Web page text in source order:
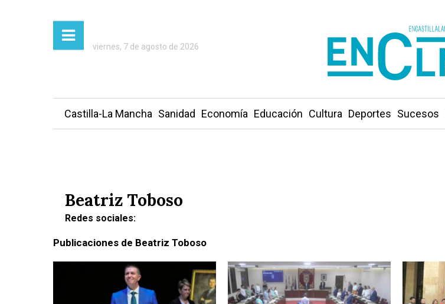
Beatriz
viernes, 7 de agosto de 2026
Castilla-La Mancha Sanidad Economía Educación Cultura Deportes Sucesos
Beatriz Toboso
Redes sociales:
Publicaciones de Beatriz Toboso